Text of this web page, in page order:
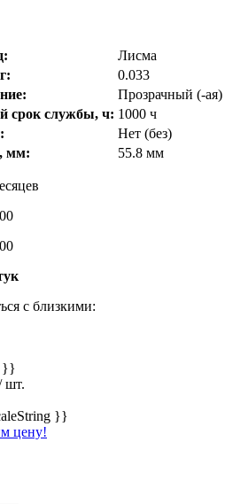
Лисма
0.033
Прозрачный (-ая)
срок службы, ч: 1000 ч
Нет (без)
мм:
55.8 мм
с близкими:
}}
шт.
}}
цену!